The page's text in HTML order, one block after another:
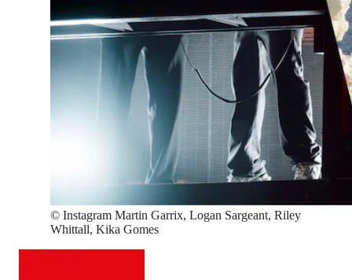
© Instagram Martin Garrix, Logan Sargeant, Riley
Whittall, Kika Gomes